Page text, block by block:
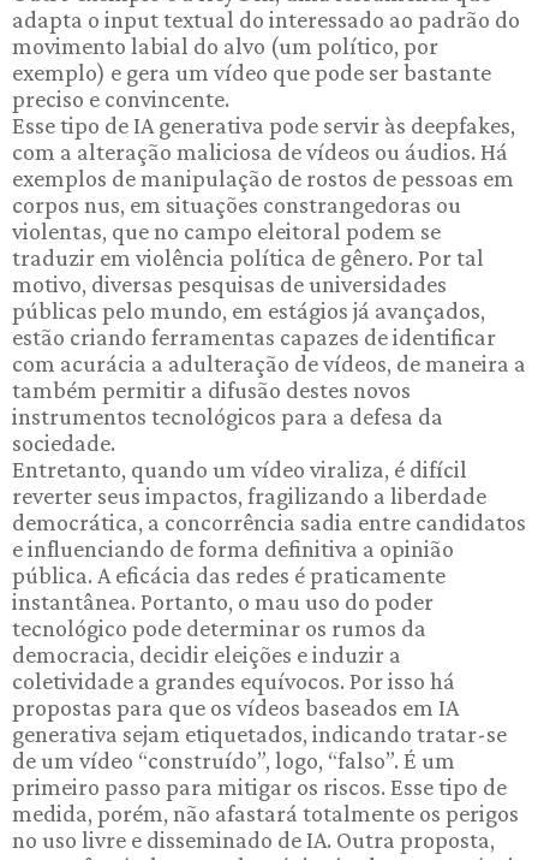
adapta o input textual do interessado ao padrão do
movimento labial do alvo (um político, por
exemplo) e gera um vídeo que pode ser bastante
preciso e convincente.
Esse tipo de IA generativa pode servir às deepfakes,
com a alteração maliciosa de vídeos ou áudios. Há
exemplos de manipulação de rostos de pessoas em
corpos nus, em situações constrangedoras ou
violentas, que no campo eleitoral podem se
traduzir em violência política de gênero. Por tal
motivo, diversas pesquisas de universidades
públicas pelo mundo, em estágios já avançados,
estão criando ferramentas capazes de identificar
com acurácia a adulteração de vídeos, de maneira a
também permitir a difusão destes novos
instrumentos tecnológicos para a defesa da
sociedade.
Entretanto, quando um vídeo viraliza, é difícil
reverter seus impactos, fragilizando a liberdade
democrática, a concorrência sadia entre candidatos
e influenciando de forma definitiva a opinião
pública. A eficácia das redes é praticamente
instantânea. Portanto, o mau uso do poder
tecnológico pode determinar os rumos da
democracia, decidir eleições e induzir a
coletividade a grandes equívocos. Por isso há
propostas para que os vídeos baseados em IA
generativa sejam etiquetados, indicando tratar-se
de um vídeo “construído”, logo, “falso”. É um
primeiro passo para mitigar os riscos. Esse tipo de
medida, porém, não afastará totalmente os perigos
no uso livre e disseminado de IA. Outra proposta,